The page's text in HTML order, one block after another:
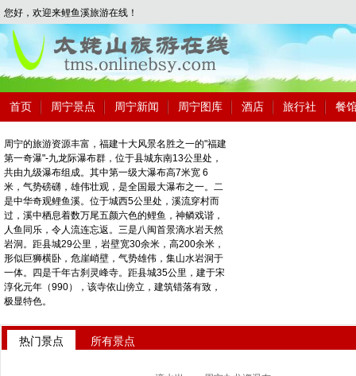
您好，欢迎来鲤鱼溪旅游在线！
首页 周宁景点 周宁新闻 周宁图库 酒店 旅行社 餐
周宁的旅游资源丰富，福建十大风景名胜之一的"福建
第一奇瀑"-九龙际瀑布群，位于县城东南13公里处，
共由九级瀑布组成。其中第一级大瀑布高7米宽 6
米，气势磅礴，雄伟壮观，是全国最大瀑布之一。二
是中华奇观鲤鱼溪。位于城西5公里处，溪流穿村而
过，溪中栖息着数万尾五颜六色的鲤鱼，神鳞戏谐，
人鱼同乐，令人流连忘返。三是八闽首景滴水岩天然
岩洞。距县城29公里，岩壁宽30余米，高200余米，
形似巨狮横卧，危崖峭壁，气势雄伟，集山水岩洞于
一体。四是千年古刹灵峰寺。距县城35公里，建于宋
淳化元年（990），该寺依山傍立，建筑错落有致，
极显特色。
热门景点 所有景点